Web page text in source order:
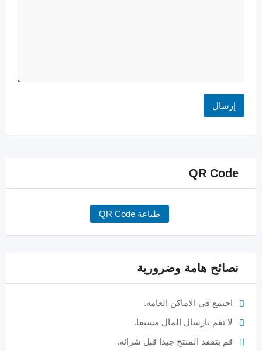
QR Code
طباعة QR Code
نصائح هامة وضرورية
اجتمع في الاماكن العامه.
لا تقم بارسال المال مسبقا.
قم بتفقد المنتج جيدا قبل شرائه.